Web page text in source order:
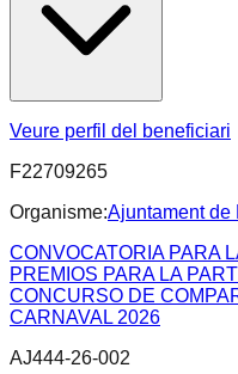
Veure perfil del beneficiari
F22709265
Organisme:Ajuntament de
CONVOCATORIA PARA
PREMIOS PARA LA
CONCURSO DE
CARNAVAL 2026
AJ444-26-002